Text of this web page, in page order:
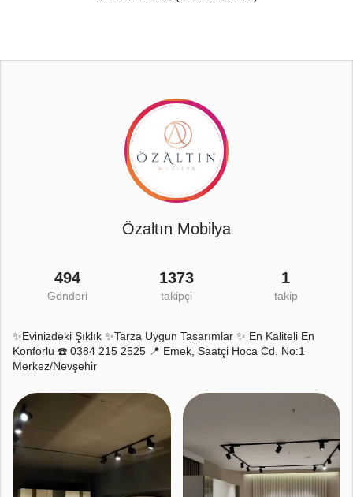
Özaltın Mobilya
494
Gönderi
1373
takipçi
1
takip
✨Evinizdeki Şıklık ✨Tarza Uygun Tasarımlar ✨ En Kaliteli En
Konforlu ☎️ 0384 215 2525 📍 Emek, Saatçi Hoca Cd. No:1
Merkez/Nevşehir